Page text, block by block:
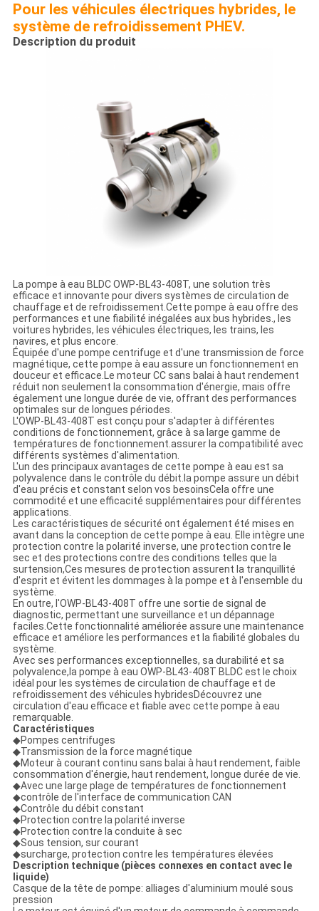
POLITIQUE
DE
Pour les véhicules électriques hybrides, le
système de refroidissement PHEV.
Description du produit
La pompe à eau BLDC OWP-BL43-408T, une solution très
efficace et innovante pour divers systèmes de circulation de
chauffage et de refroidissement.Cette pompe à eau offre des
performances et une fiabilité inégalées aux bus hybrides., les
voitures hybrides, les véhicules électriques, les trains, les
navires, et plus encore.
Équipée d'une pompe centrifuge et d'une transmission de force
magnétique, cette pompe à eau assure un fonctionnement en
douceur et efficace.Le moteur CC sans balai à haut rendement
réduit non seulement la consommation d'énergie, mais offre
également une longue durée de vie, offrant des performances
optimales sur de longues périodes.
L'OWP-BL43-408T est conçu pour s'adapter à différentes
conditions de fonctionnement, grâce à sa large gamme de
températures de fonctionnement.assurer la compatibilité avec
différents systèmes d'alimentation.
L'un des principaux avantages de cette pompe à eau est sa
polyvalence dans le contrôle du débit.la pompe assure un débit
d'eau précis et constant selon vos besoinsCela offre une
commodité et une efficacité supplémentaires pour différentes
applications.
Les caractéristiques de sécurité ont également été mises en
avant dans la conception de cette pompe à eau. Elle intègre une
protection contre la polarité inverse, une protection contre le
sec et des protections contre des conditions telles que la
surtension,Ces mesures de protection assurent la tranquillité
d'esprit et évitent les dommages à la pompe et à l'ensemble du
système.
En outre, l'OWP-BL43-408T offre une sortie de signal de
diagnostic, permettant une surveillance et un dépannage
faciles.Cette fonctionnalité améliorée assure une maintenance
efficace et améliore les performances et la fiabilité globales du
système.
Avec ses performances exceptionnelles, sa durabilité et sa
polyvalence,la pompe à eau OWP-BL43-408T BLDC est le choix
idéal pour les systèmes de circulation de chauffage et de
refroidissement des véhicules hybridesDécouvrez une
circulation d'eau efficace et fiable avec cette pompe à eau
remarquable.
Caractéristiques
◆Pompes centrifuges
◆Transmission de la force magnétique
◆Moteur à courant continu sans balai à haut rendement, faible
consommation d'énergie, haut rendement, longue durée de vie.
◆Avec une large plage de températures de fonctionnement
◆contrôle de l'interface de communication CAN
◆Contrôle du débit constant
◆Protection contre la polarité inverse
◆Protection contre la conduite à sec
◆Sous tension, sur courant
◆surcharge, protection contre les températures élevées
Description technique (pièces connexes en contact avec le
liquide)
Casque de la tête de pompe: alliages d'aluminium moulé sous
pression